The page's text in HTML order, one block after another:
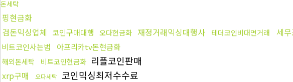
돈세탁
핑현금화
검돈믹싱업체
코인구매대행 오다현금화 재정거래믹싱대행사 테더코인비대면거래 세
비트코인사는법 아프리카tv돈현금화
해외돈세탁 비트코인현금화 리플코인판매
xrp구매 오다세탁 코인믹싱최저수수료